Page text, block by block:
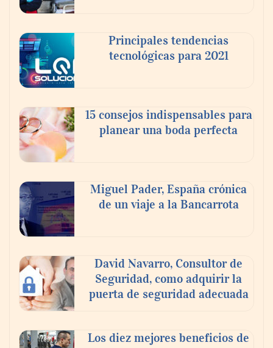
En el Día de la Cerveza, Grupo Modelo
mundo elige para reunirse: 7 de cada 10 la
escogen
compromiso para el eclipse solar del 12 de
agosto
Principales tendencias
tecnológicas para 2021
15 consejos indispensables para
planear una boda perfecta
Miguel Pader, España crónica
de un viaje a la Bancarrota
David Navarro, Consultor de
Seguridad, como adquirir la
puerta de seguridad adecuada
Los diez mejores beneficios de